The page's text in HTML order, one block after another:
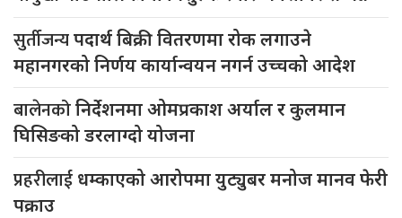
सुर्तीजन्यपदार्थ बिक्री वितरणमा रोक लगाउने
महानगरको निर्णय कार्यान्वयन नगर्न उच्चको आदेश
बालेनकोनिर्देशनमा ओमप्रकाश अर्याल र कुलमान
घिसिङको डरलाग्दो योजना
प्रहरीलाई धम्काएको आरोपमा युट्युबर मनोज मानव फेरी
पक्राउ